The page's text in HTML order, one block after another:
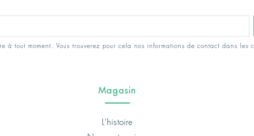
à tout moment. Vous trouverez pour cela nos informations de contact dans les
Magasin
L'histoire